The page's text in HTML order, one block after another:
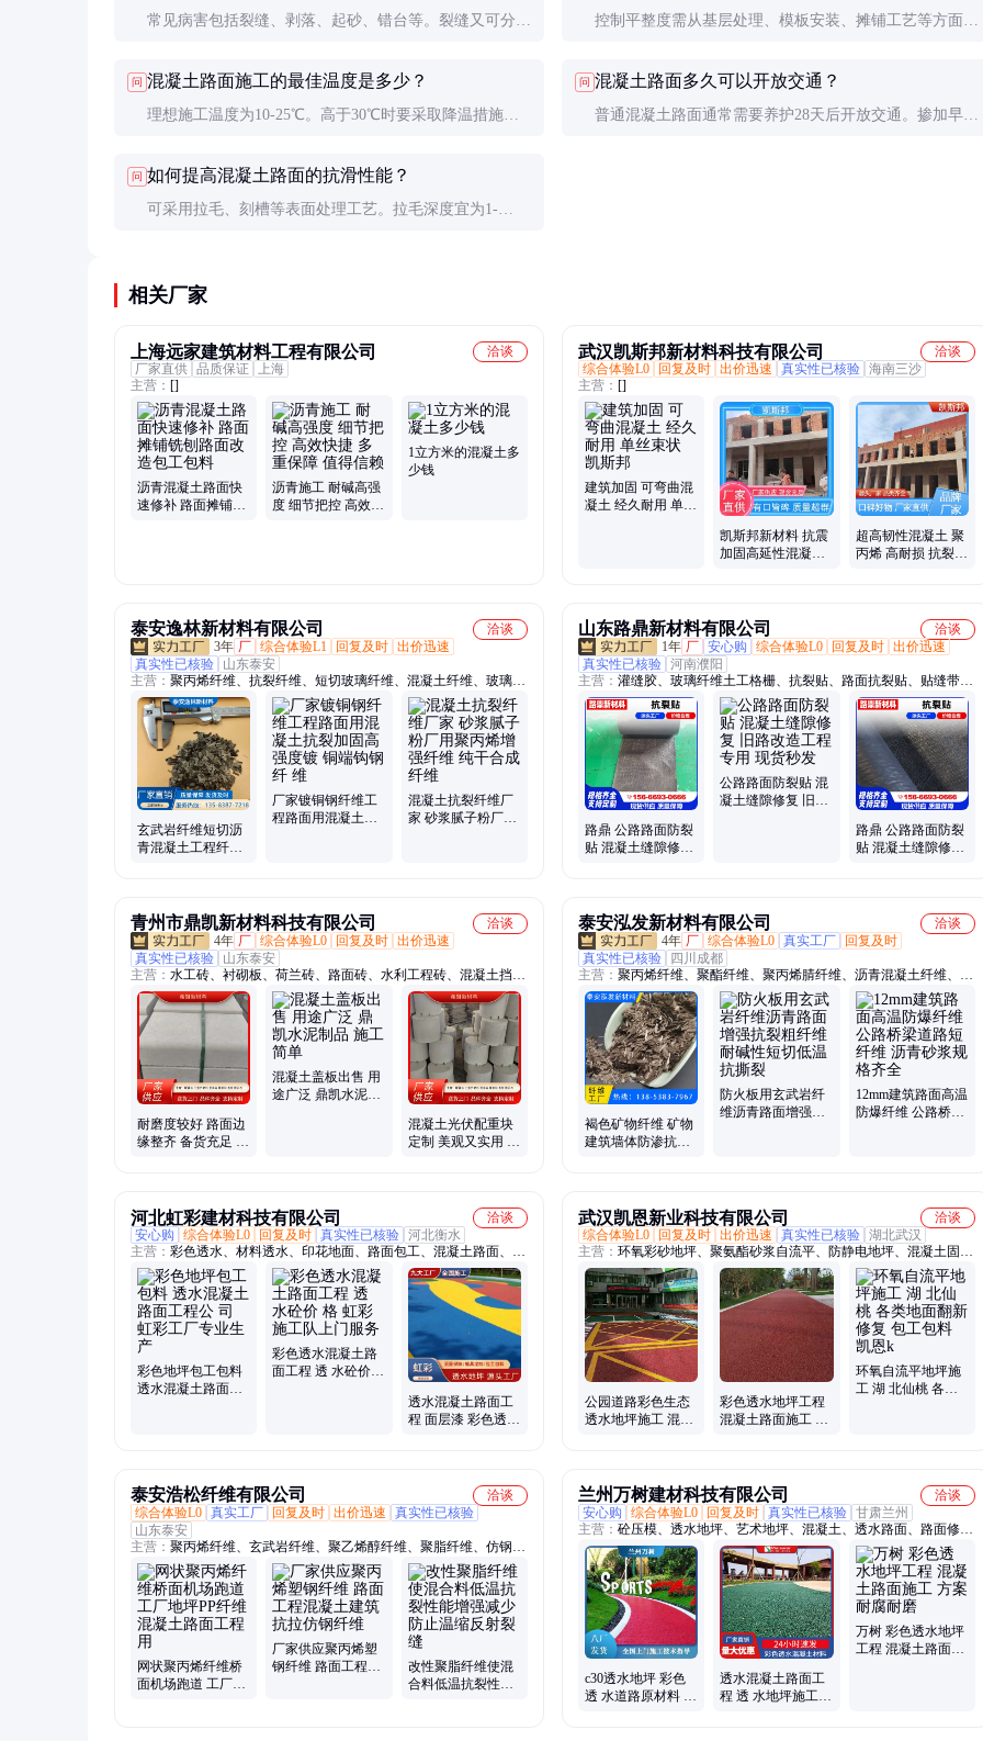
常见病害包括裂缝、剥落、起砂、错台等。裂缝又可分为
比、加强养护、合理设置接缝等。
控制平整度需从基层处理、模板安装、摊铺工艺等方面着
测，及时调整。验收标准通常要求3m直尺下间隙不大于
5mm。
问 混凝土路面施工的最佳温度是多少？
理想施工温度为10-25℃。高于30℃时要采取降温措施，
施，必要时使用早强剂。
问 混凝土路面多久可以开放交通？
普通混凝土路面通常需要养护28天后开放交通。掺加早强
问 如何提高混凝土路面的抗滑性能？
可采用拉毛、刻槽等表面处理工艺。拉毛深度宜为1-
相关厂家
上海远家建筑材料工程有限公司
洽谈
厂家直供 品质保证
上海
主营： []
沥青混凝土路面快
速修补 路面摊铺铣
沥青施工 耐碱高强
度 细节把控 高效快
1立方米的混凝土多
少钱
武汉凯斯邦新材料科技有限公司
洽谈
综合体验L0
回复及时 出价迅速 真实性已核验 海南三沙
主营： []
建筑加固 可弯曲混
凝土 经久耐用 单丝
凯斯邦新材料 抗震
加固高延性混凝土
超高韧性混凝土 聚
丙烯 高耐损 抗裂纤
泰安逸林新材料有限公司
洽谈
3年 厂 综合体验L1 回复及时 出价迅速
真实性已核验
山东泰安
主营： 聚丙烯纤维、抗裂纤维、短切玻璃纤维、混凝土纤维、玻璃纤
维毡布、塑钢纤维、聚丙烯网状纤维、玄武岩纤维、聚丙烯腈纤维、
纤维素纤维、聚酯纤维、聚丙烯粗纤维、改性玻璃纤维、玻纤粉、木
质素纤维、钢纤维、聚乙烯醇纤维
玄武岩纤维短切沥
青混凝土工程纤维
厂家镀铜钢纤维工
程路面用混凝土抗
混凝土抗裂纤维厂
家 砂浆腻子粉厂用
山东路鼎新材料有限公司
洽谈
1年 厂 安心购 综合体验L0 回复及时 出价迅速
真实性已核验 河南濮阳
主营： 灌缝胶、玻璃纤维土工格栅、抗裂贴、路面抗裂贴、贴缝带、
高性能应力吸收贴、钢塑土工格栅、双向塑料土工格珊、玄武岩纤维
土工格栅、道路密封胶、土工布、土工膜、复合土工膜、土工专用
胶、经编复合防裂布、沥青冷补料、单向塑料土工格栅
路鼎 公路路面防裂
贴 混凝土缝隙修复
公路路面防裂贴 混
凝土缝隙修复 旧路
路鼎 公路路面防裂
贴 混凝土缝隙修复
青州市鼎凯新材料科技有限公司
洽谈
4年 厂 综合体验L0 回复及时 出价迅速
真实性已核验
山东泰安
主营： 水工砖、衬砌板、荷兰砖、路面砖、水利工程砖、混凝土挡土
砖、植草砖、护坡板、透水砖、联锁块、水泥砖、面包砖、护坡砖、
景观砖、实心陶土、河道六角砖、人行道板砖、水泥实心砖、水工联
锁砖、水工连锁砖、阶梯式护坡框、地铺石渗水砖、生态挡墙砌块、
水利护坡连锁块、园林庭院护草砖
耐磨度较好 路面边
缘整齐 备货充足 混
混凝土盖板出售 用
途广泛 鼎凯水泥制
混凝土光伏配重块
定制 美观又实用 建
泰安泓发新材料有限公司
洽谈
4年 厂 综合体验L0 真实工厂
回复及时
真实性已核验
四川成都
主营： 聚丙烯纤维、聚酯纤维、聚丙烯腈纤维、沥青混凝土纤维、聚
丙烯网状纤维、仿钢纤维、玄武岩纤维、钢纤维
褐色矿物纤维 矿物
建筑墙体防渗抗冲
防火板用玄武岩纤
维沥青路面增强抗
12mm建筑路面高温
防爆纤维 公路桥梁
河北虹彩建材科技有限公司
洽谈
安心购
综合体验L0 回复及时 真实性已核验 河北衡水
主营： 彩色透水、材料透水、印花地面、路面包工、混凝土路面、混
凝土地坪、混凝土包工、透水路面包、混凝土材料、路面砼压模、混
凝土施工、压模混凝土、彩压模路面、透水混凝土、压模路面施工、
压膜地品、透水地坪、压花地坪、施工透水、彩色地面、地坪原材
料、压模地坪图案、压印地坪材料、艺术地坪压模、彩色压印地面
彩色地坪包工包料
透水混凝土路面工
彩色透水混凝土路
面工程 透 水砼价
透水混凝土路面工
程 面层漆 彩色透
武汉凯恩新业科技有限公司
洽谈
综合体验L0
回复及时 出价迅速 真实性已核验 湖北武汉
主营： 环氧彩砂地坪、聚氨酯砂浆自流平、防静电地坪、混凝土固化
地坪、聚氨酯超耐磨地坪、重防腐地坪、金刚砂耐磨地坪、压花透水
仿古艺术地坪、塑胶跑道球场地坪、环氧地坪漆、地板漆
公园道路彩色生态
透水地坪施工 混凝
彩色透水地坪工程
混凝土路面施工 耐
环氧自流平地坪施
工 湖 北仙桃 各类
泰安浩松纤维有限公司
洽谈
综合体验L0 真实工厂 回复及时 出价迅速
真实性已核验
山东泰安
主营： 聚丙烯纤维、玄武岩纤维、聚乙烯醇纤维、聚脂纤维、仿钢纤
维、钢纤维、木质纤维、聚丙烯腈纤维
网状聚丙烯纤维桥
面机场跑道 工厂地
厂家供应聚丙烯塑
钢纤维 路面工程混
改性聚脂纤维使混
合料低温抗裂性能
兰州万树建材科技有限公司
洽谈
安心购
综合体验L0 回复及时 真实性已核验 甘肃兰州
主营： 砼压模、透水地坪、艺术地坪、混凝土、透水路面、路面修补
料、压模地坪、压印地面、水泥地坪、压花地坪、修补砂浆、水泥压
花地面、水泥裂缝修补、压印地坪施工、印花地坪施工、彩色水泥地
面
c30透水地坪 彩色
透 水道路原材料 混
透水混凝土路面工
程 透 水地坪施工价
万树 彩色透水地坪
工程 混凝土路面施